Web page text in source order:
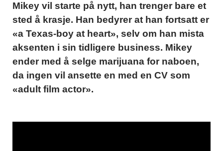
Mikey vil starte på nytt, han trenger bare et
sted å krasje. Han bedyrer at han fortsatt er
«a Texas-boy at heart», selv om han mista
aksenten i sin tidligere business. Mikey
ender med å selge marijuana for naboen,
da ingen vil ansette en med en CV som
«adult film actor».